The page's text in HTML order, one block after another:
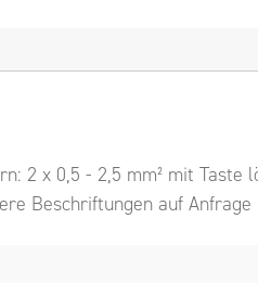
2 x 0,5 - 2,5 mm² mit Taste
Beschriftungen auf Anfrage